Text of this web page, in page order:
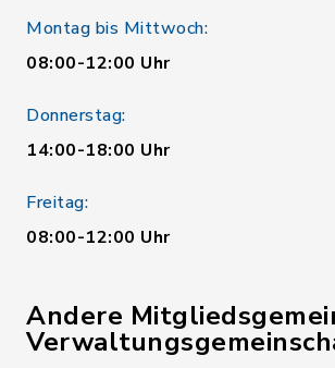
Montag bis Mittwoch:
08:00-12:00 Uhr
Donnerstag:
14:00-18:00 Uhr
Freitag:
08:00-12:00 Uhr
Andere